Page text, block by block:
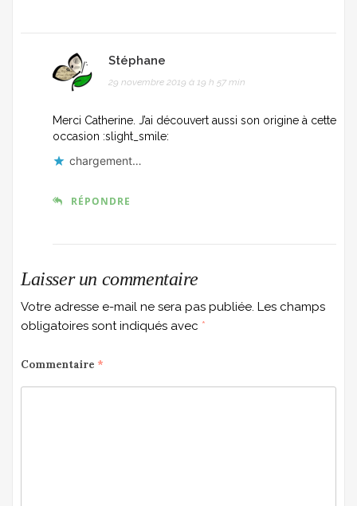
Stéphane
29 novembre 2019 à 19 h 57 min
Merci Catherine. J’ai découvert aussi son origine à cette
occasion :slight_smile:
chargement…
RÉPONDRE
Laisser un commentaire
Votre adresse e-mail ne sera pas publiée. Les champs
obligatoires sont indiqués avec *
Commentaire *